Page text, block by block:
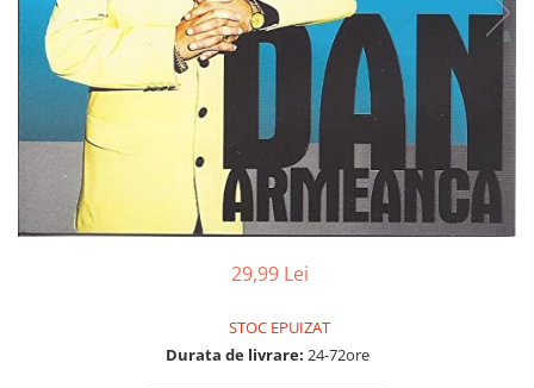
Viniluri Românești
Colecția Electrecord
29,99 Lei
STOC EPUIZAT
Durata de livrare: 24-72ore